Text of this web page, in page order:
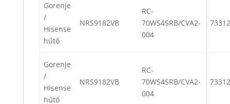
Gorenje
/
Hisense
hűtő
NRS9182VB
RC-
70WS4SRB/CVA2-
004
Gorenje
/
Hisense
hűtő
NRS9182VB
RC-
70WS4SRB/CVA2-
004